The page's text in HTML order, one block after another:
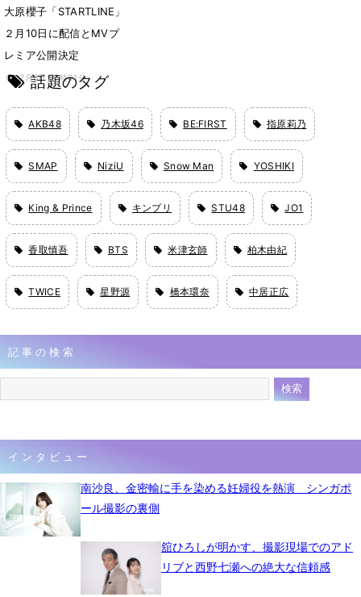
大原櫻子「STARTLINE」
２月10日に配信とMVプ
レミア公開決定
2月6日 22時01分
話題のタグ
AKB48 乃木坂46 BE:FIRST 指原莉乃
SMAP NiziU Snow Man YOSHIKI
King & Prince キンプリ STU48 JO1
香取慎吾 BTS 米津玄師 柏木由紀
TWICE 星野源 橋本環奈 中居正広
記事の検索
インタビュー
南沙良、金密輸に手を染める妊婦役を熱演 シンガポ
ール撮影の裏側
舘ひろしが明かす、撮影現場でのアド
リブと西野七瀬への絶大な信頼感